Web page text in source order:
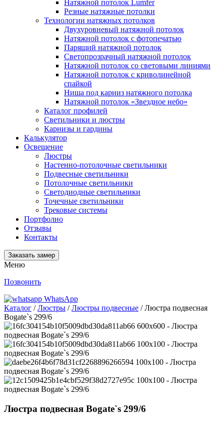
Натяжной потолок Lumfer
Резные натяжные потолки
Технологии натяжных потолков
Двухуровневый натяжной потолок
Натяжной потолок с фотопечатью
Парящий натяжной потолок
Светопрозрачный натяжной потолок
Натяжной потолок со световыми линиями
Натяжной потолок с криволинейной
спайкой
Ниша под карниз натяжного потолка
Натяжной потолок «Звездное небо»
Каталог профилей
Светильники и люстры
Карнизы и гардины
Калькулятор
Освещение
Люстры
Настенно-потолочные светильники
Подвесные светильники
Потолочные светильники
Светодиодные светильники
Точечные светильники
Трековые системы
Портфолио
Отзывы
Контакты
Заказать замер
Меню
Позвонить
WhatsApp
Каталог /Люстры /Люстры подвесные / Люстра подвесная
Bogate`s 299/6
Люстра подвесная Bogate`s 299/6